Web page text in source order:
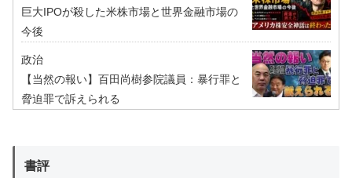
巨大IPOが殺した米株市場と世界金融市場の
今後
政治
【当然の報い】百田尚樹参院議員：暴行罪と
脅迫罪で訴えられる
書評